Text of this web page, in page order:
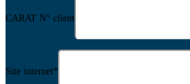
CARAT N° client
Site internet*